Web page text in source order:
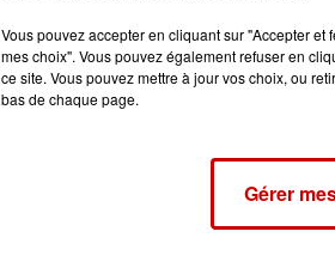
Vous pouvez accepter en cliquant sur "Accepter
mes choix". Vous pouvez également refuser en
ce site. Vous pouvez mettre à jour vos choix, ou
bas de chaque page.
Gérer